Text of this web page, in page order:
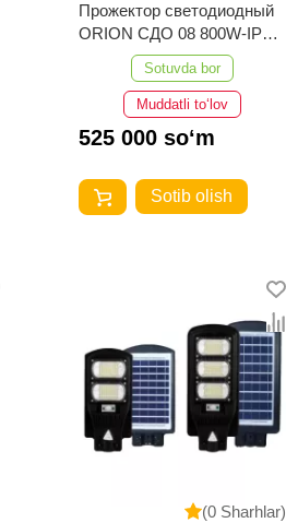
Прожектор светодиодный
ORION СДО 08 800W-IP65-
6500K-Черный ELT
Sotuvda bor
Muddatli to‘lov
525 000 so‘m
Sotib olish
(0 Sharhlar)